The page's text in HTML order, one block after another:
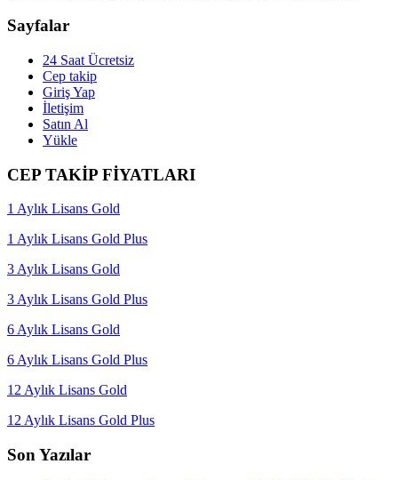
Sayfalar
24 Saat Ücretsiz
Cep takip
Giriş Yap
İletişim
Satın Al
Yükle
CEP TAKİP FİYATLARI
1 Aylık Lisans Gold
1 Aylık Lisans Gold Plus
3 Aylık Lisans Gold
3 Aylık Lisans Gold Plus
6 Aylık Lisans Gold
6 Aylık Lisans Gold Plus
12 Aylık Lisans Gold
12 Aylık Lisans Gold Plus
Son Yazılar